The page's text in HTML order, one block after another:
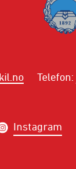
Telefon:
Instagram